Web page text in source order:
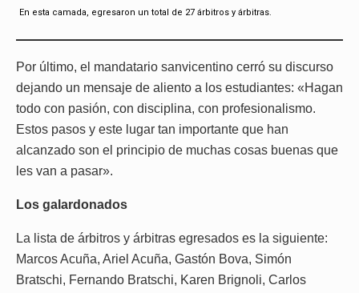
En esta camada, egresaron un total de 27 árbitros y árbitras.
Por último, el mandatario sanvicentino cerró su discurso
dejando un mensaje de aliento a los estudiantes: «Hagan
todo con pasión, con disciplina, con profesionalismo.
Estos pasos y este lugar tan importante que han
alcanzado son el principio de muchas cosas buenas que
les van a pasar».
Los galardonados
La lista de árbitros y árbitras egresados es la siguiente:
Marcos Acuña, Ariel Acuña, Gastón Bova, Simón
Bratschi, Fernando Bratschi, Karen Brignoli, Carlos